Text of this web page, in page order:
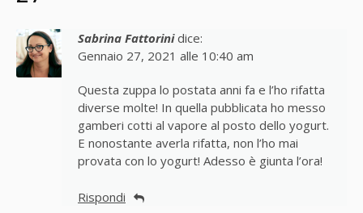
Sabrina Fattorini dice:
Gennaio 27, 2021 alle 10:40 am
Questa zuppa lo postata anni fa e l’ho rifatta
diverse molte! In quella pubblicata ho messo
gamberi cotti al vapore al posto dello yogurt.
E nonostante averla rifatta, non l’ho mai
provata con lo yogurt! Adesso è giunta l’ora!
Rispondi